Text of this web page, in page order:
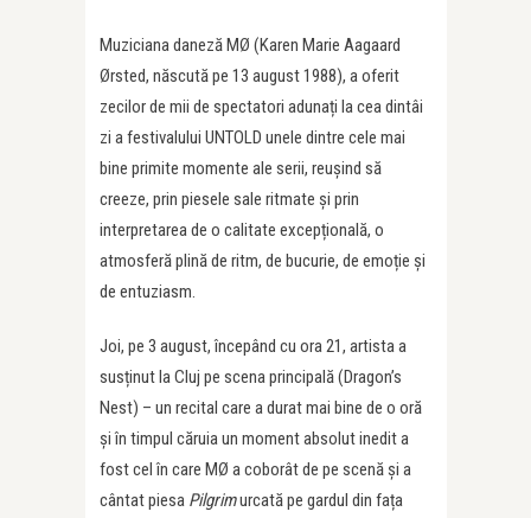
Muziciana daneză MØ (Karen Marie Aagaard
Ørsted, născută pe 13 august 1988), a oferit
zecilor de mii de spectatori adunați la cea dintâi
zi a festivalului UNTOLD unele dintre cele mai
bine primite momente ale serii, reușind să
creeze, prin piesele sale ritmate și prin
interpretarea de o calitate excepțională, o
atmosferă plină de ritm, de bucurie, de emoție și
de entuziasm.
Joi, pe 3 august, începând cu ora 21, artista a
susținut la Cluj pe scena principală (Dragon’s
Nest) – un recital care a durat mai bine de o oră
și în timpul căruia un moment absolut inedit a
fost cel în care MØ a coborât de pe scenă și a
cântat piesa Pilgrimurcată pe gardul din fața